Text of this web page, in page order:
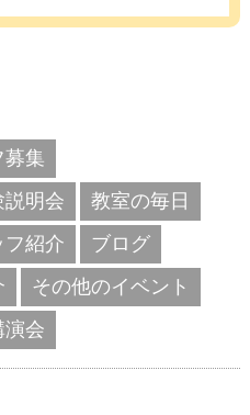
募集
説明会
教室の毎日
フ紹介
ブログ
その他のイベント
演会